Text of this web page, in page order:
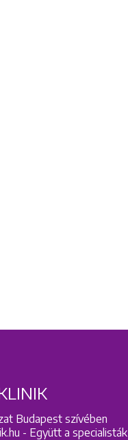
Budapest szívében
- Együtt a specialisták